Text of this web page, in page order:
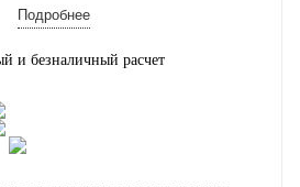
Подробнее
и безналичный расчет